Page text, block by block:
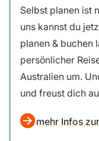
Selbst planen ist
uns kannst du
planen & buchen
persönlicher
Australien um.
und freust dich
mehr Infos